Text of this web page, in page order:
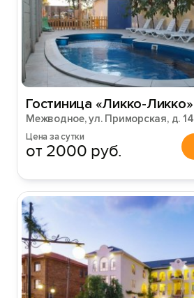
Гостиница «Ликко-Ликко»
Межводное, ул. Приморская, д. 14
Цена за сутки
от 2000 руб.